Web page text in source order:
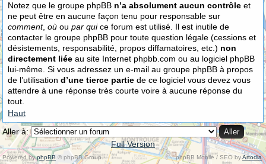
Notez que le groupe phpBB n’a absolument aucun contrôle et
ne peut être en aucune façon tenu pour responsable sur
comment, où ou par quice forum est utilisé. Il est inutile de
contacter le groupe phpBB pour toute question légale (cessions et
désistements, responsabilité, propos diffamatoires, etc.) non
directement liée au site Internet phpbb.com ou au logiciel phpBB
lui-même. Si vous adressez un e-mail au groupe phpBB à propos
de l’utilisation d’une tierce partie de ce logiciel vous devez vous
attendre à une réponse très courte voire à aucune réponse du
tout.
Haut
Aller à:
Full Version
Powered byphpBB © phpBB Group. phpBB Mobile / SEO byArtodia.